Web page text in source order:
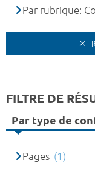
Par rubrique:
FILTRE DE
Par type de
Pages (1)